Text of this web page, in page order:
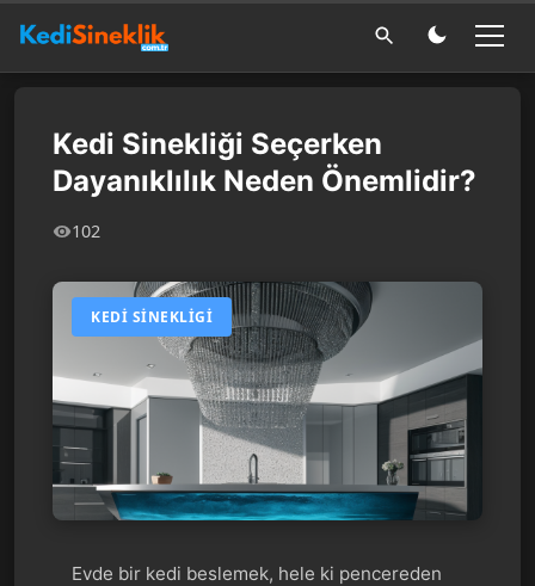
Kedi Sinekliği Seçerken
Dayanıklılık Neden Önemlidir?
102
KEDI SINEKLIGI
Evde bir kedi beslemek, hele ki pencereden